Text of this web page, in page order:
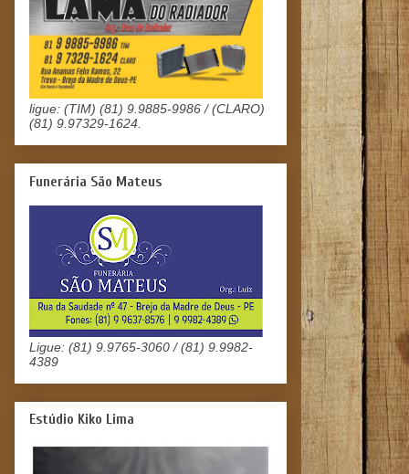
ligue: (TIM) (81) 9.9885-9986 / (CLARO)
(81) 9.97329-1624.
Funerária São Mateus
Ligue: (81) 9.9765-3060 / (81) 9.9982-
4389
Estúdio Kiko Lima